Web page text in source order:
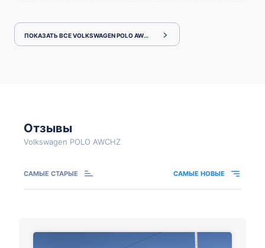
ПОКАЗАТЬ ВСЕ VOLKSWAGEN POLO AWCHZ
Отзывы
Volkswagen POLO AWCHZ
САМЫЕ СТАРЫЕ САМЫЕ НОВЫЕ